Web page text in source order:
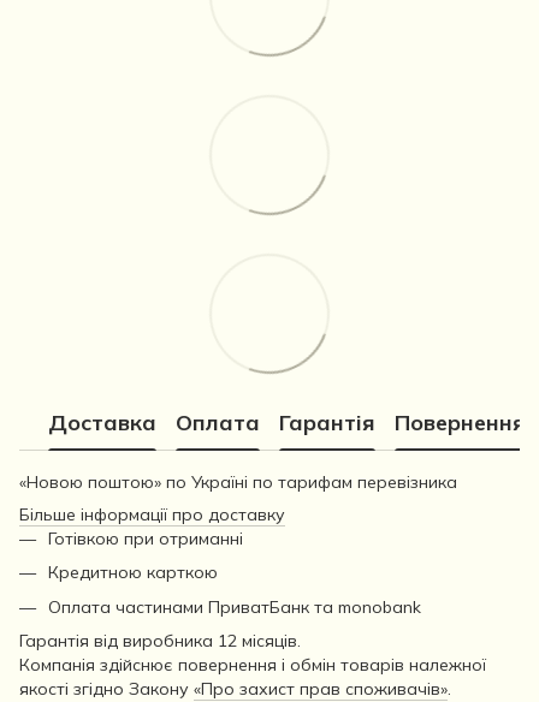
Доставка Оплата Гарантія Повернення
«Новою поштою» по Україні по тарифам перевізника
Більше інформації про доставку
Готівкою при отриманні
Кредитною карткою
Оплата частинами ПриватБанк та monobank
Гарантія від виробника 12 місяців.
Компанія здійснює повернення і обмін товарів належної
якості згідно Закону «Про захист прав споживачів».